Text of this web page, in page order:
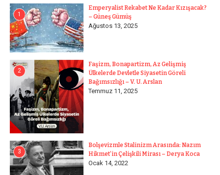
1
Emperyalist Rekabet Ne Kadar Kızışacak?
– Güneş Gümüş
Ağustos 13, 2025
2
Faşizm, Bonapartizm, Az Gelişmiş
Ülkelerde Devletle Siyasetin Göreli
Bağımsızlığı – V. U. Arslan
Temmuz 11, 2025
3
Bolşevizmle Stalinizm Arasında: Nazım
Hikmet’in Çelişkili Mirası – Derya Koca
Ocak 14, 2022